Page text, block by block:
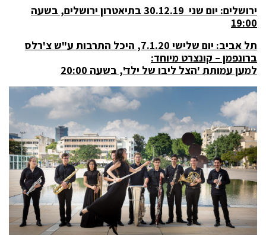
ירושלים: יום שני 30.12.19 בתיאטרון ירושלים, בשעה
19:00
תל אביב: יום שלישי 7.1.20, היכל התרבות ע"ש צ'רלס
ברונפמן – קונצרט מיוחד:
למען עמותת 'הצל ליבו של ילד', בשעה 20:00